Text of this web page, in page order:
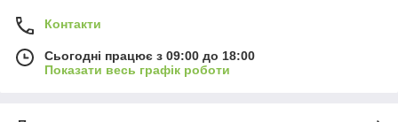
Контакти
Сьогодні працює з 09:00 до 18:00
Показати весь графік роботи